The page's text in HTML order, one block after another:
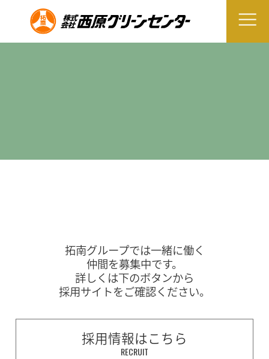
拓南グループでは一緒に働く
仲間を募集中です。
詳しくは下のボタンから
採用サイトをご確認ください。
採用情報はこちら
RECRUIT